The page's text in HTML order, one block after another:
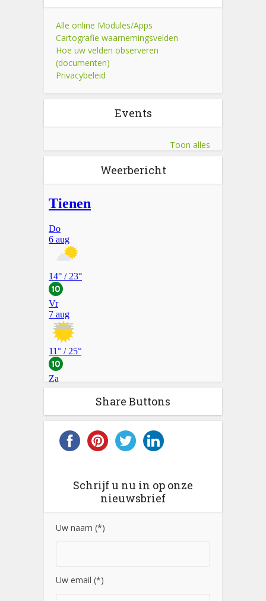
Alle online Modules/Apps
Cartografie waarnemingsvelden
Hoe uw velden observeren
(documenten)
Privacybeleid
Events
Toon alles
Weerbericht
Share Buttons
Schrijf u nu in op onze
nieuwsbrief
Uw naam (*)
Uw email (*)